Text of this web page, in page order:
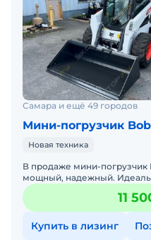
Самара и ещё 49 городов
Мини-погрузчик
Новая техника
В продаже мини-погрузчик
мощный, надежный.
стройке, в коммунальном
Бобке
11
Купить в лизинг